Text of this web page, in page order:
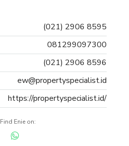
(021) 2906 8595
081299097300
(021) 2906 8596
ew@propertyspecialist.id
https://propertyspecialist.id/
Find Enie on: